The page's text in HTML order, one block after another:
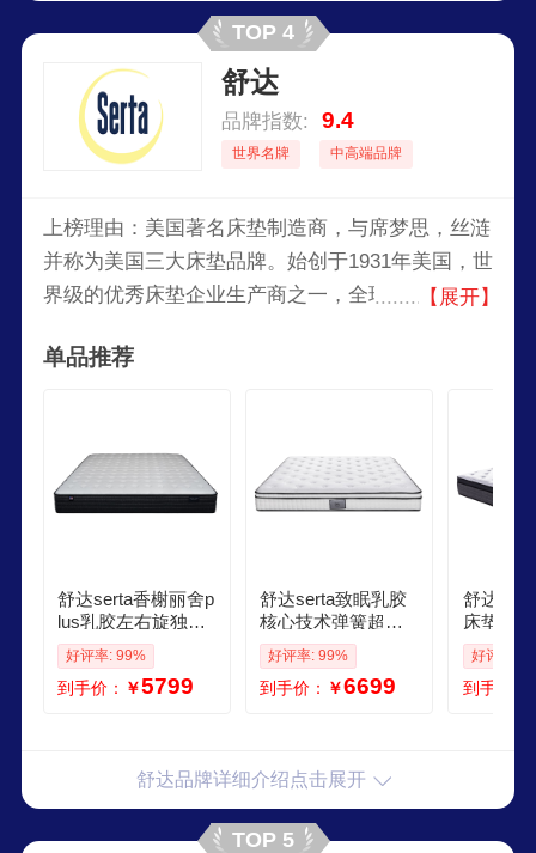
TOP 4
舒达
品牌指数: 9.4
世界名牌 中高端品牌
上榜理由：美国著名床垫制造商，与席梦思，丝涟
并称为美国三大床垫品牌。始创于1931年美国，世
界级的优秀床垫企业生产商之一，全球较大的床垫
美睡眠的典范,
【展开】
单品推荐
舒达serta香榭丽舍p
lus乳胶左右旋独立
袋弹簧床垫静音152
米适中
好评率: 99%
到手价： ￥5799
舒达serta致眠乳胶
核心技术弹簧超体
线下同款床垫152米
适中睡感
好评率: 99%
到手价： ￥6699
舒达
床垫独
螨菌双
518米2
享
好评率:
到手价：
舒达品牌详细介绍点击展开
TOP 5